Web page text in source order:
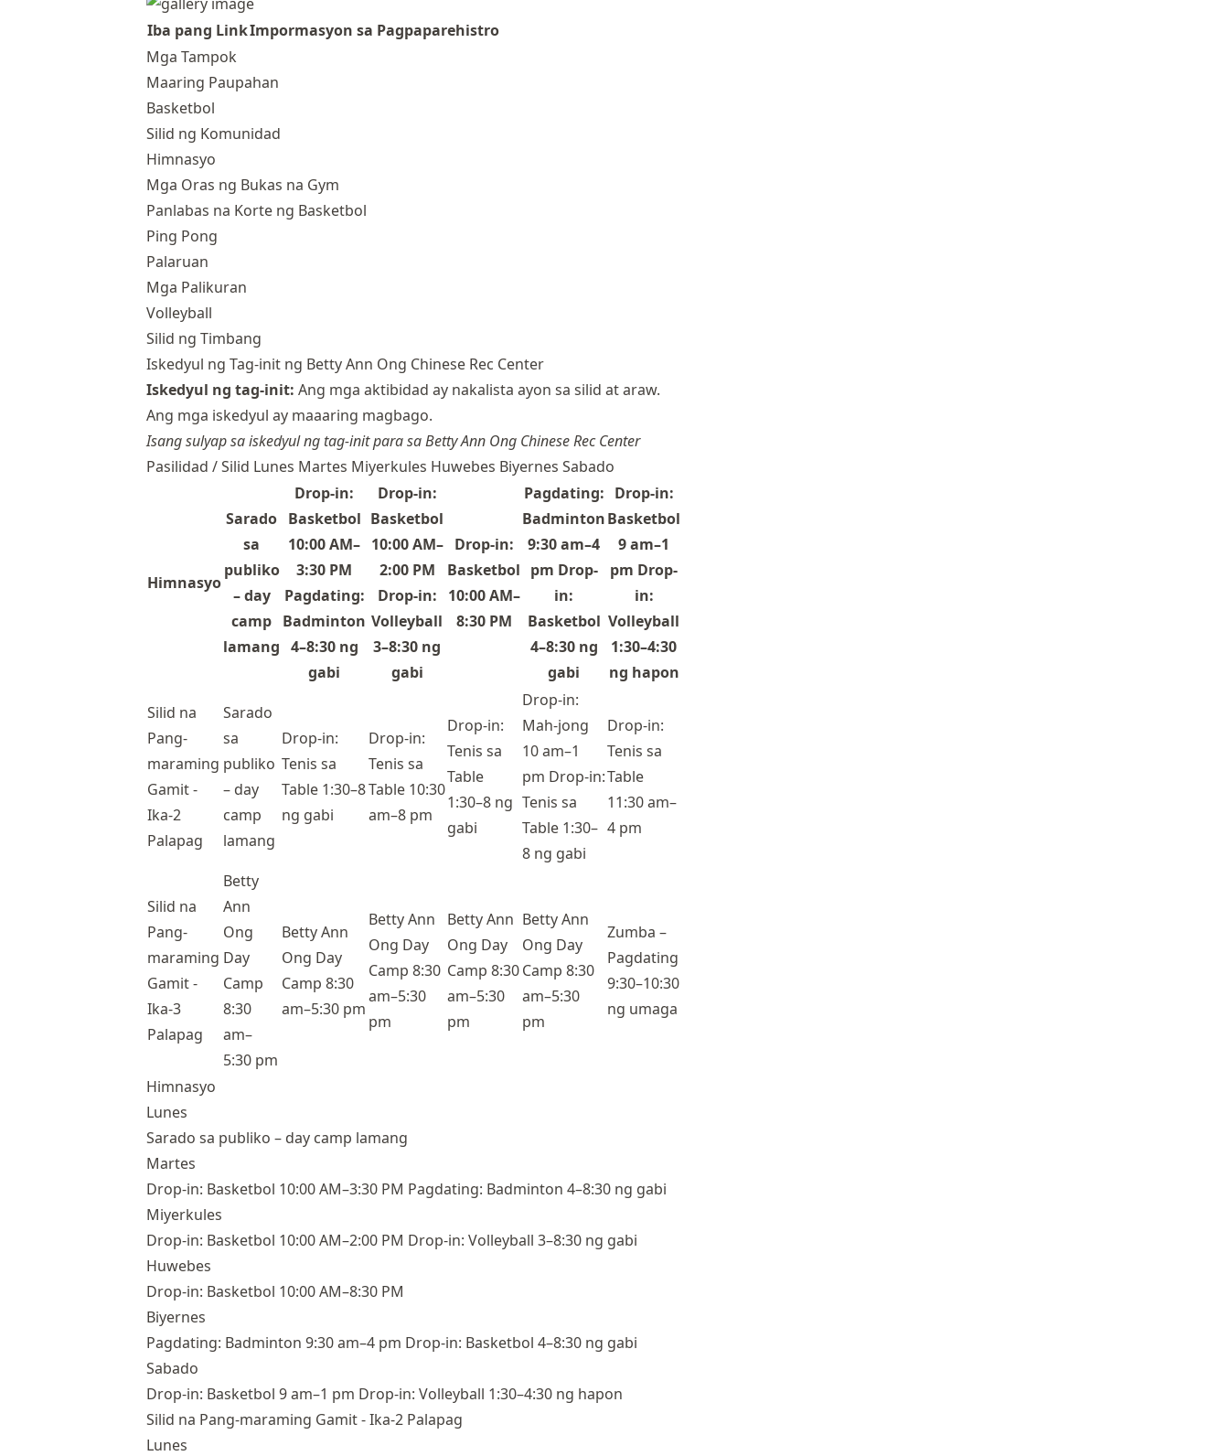
Iba pang LinkImpormasyon sa Pagpaparehistro
Mga Tampok
Maaring Paupahan
Basketbol
Silid ng Komunidad
Himnasyo
Mga Oras ng Bukas na Gym
Panlabas na Korte ng Basketbol
Ping Pong
Palaruan
Mga Palikuran
Volleyball
Silid ng Timbang
Iskedyul ng Tag-init ng Betty Ann Ong Chinese Rec Center
Iskedyul ng tag-init: Ang mga aktibidad ay nakalista ayon sa silid at araw.
Ang mga iskedyul ay maaaring magbago.
Isang sulyap sa iskedyul ng tag-init para sa Betty Ann Ong Chinese Rec Center
Pasilidad / Silid Lunes Martes Miyerkules Huwebes Biyernes Sabado
Himnasyo
Sarado
sa
publiko
– day
camp
lamang
Drop-in:
Basketbol
10:00 AM–
3:30 PM
Pagdating:
Badminton
4–8:30 ng
gabi
Drop-in:
Basketbol
10:00 AM–
2:00 PM
Drop-in:
Volleyball
3–8:30 ng
gabi
Drop-in:
Basketbol
10:00 AM–
8:30 PM
Pagdating:
Badminton
9:30 am–4
pm Drop-
in:
Basketbol
4–8:30 ng
gabi
Drop-in:
Basketbol
9 am–1
pm Drop-
in:
Volleyball
1:30–4:30
ng hapon
Silid na
Pang-
maraming
Gamit -
Ika-2
Palapag
Sarado
sa
publiko
– day
camp
lamang
Drop-in:
Tenis sa
Table 1:30–8
ng gabi
Drop-in:
Tenis sa
Table 10:30
am–8 pm
Drop-in:
Tenis sa
Table
1:30–8 ng
gabi
Drop-in:
Mah-jong
10 am–1
pm Drop-in:
Tenis sa
Table 1:30–
8 ng gabi
Drop-in:
Tenis sa
Table
11:30 am–
4 pm
Silid na
Pang-
maraming
Gamit -
Ika-3
Palapag
Betty
Ann
Ong
Day
Camp
8:30
am–
5:30 pm
Betty Ann
Ong Day
Camp 8:30
am–5:30 pm
Betty Ann
Ong Day
Camp 8:30
am–5:30
pm
Betty Ann
Ong Day
Camp 8:30
am–5:30
pm
Betty Ann
Ong Day
Camp 8:30
am–5:30
pm
Zumba –
Pagdating
9:30–10:30
ng umaga
Himnasyo
Lunes
Sarado sa publiko – day camp lamang
Martes
Drop-in: Basketbol 10:00 AM–3:30 PM Pagdating: Badminton 4–8:30 ng gabi
Miyerkules
Drop-in: Basketbol 10:00 AM–2:00 PM Drop-in: Volleyball 3–8:30 ng gabi
Huwebes
Drop-in: Basketbol 10:00 AM–8:30 PM
Biyernes
Pagdating: Badminton 9:30 am–4 pm Drop-in: Basketbol 4–8:30 ng gabi
Sabado
Drop-in: Basketbol 9 am–1 pm Drop-in: Volleyball 1:30–4:30 ng hapon
Silid na Pang-maraming Gamit - Ika-2 Palapag
Lunes